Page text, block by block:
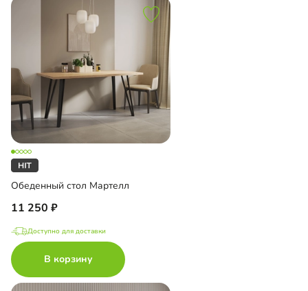
Обеденный стол Мартелл
11 250
Доступно для доставки
В корзину